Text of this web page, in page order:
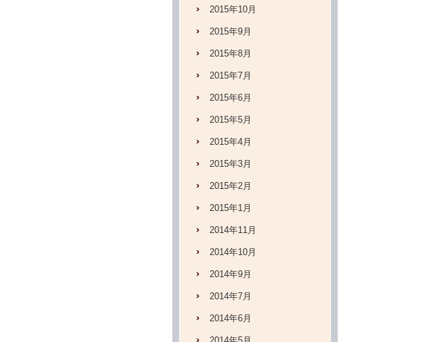
2015年10月
2015年9月
2015年8月
2015年7月
2015年6月
2015年5月
2015年4月
2015年3月
2015年2月
2015年1月
2014年11月
2014年10月
2014年9月
2014年7月
2014年6月